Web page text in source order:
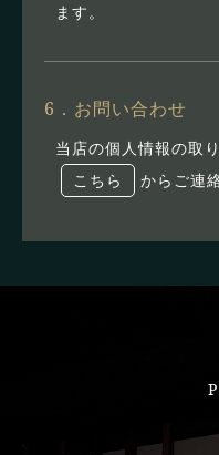
ます。
6．お問い合わせ
当店の個人情報の取
こちら
からご連